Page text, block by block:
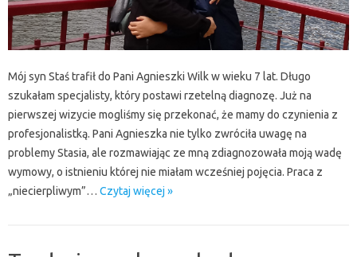
Mój syn Staś trafił do Pani Agnieszki Wilk w wieku 7 lat. Długo
szukałam specjalisty, który postawi rzetelną diagnozę. Już na
pierwszej wizycie mogliśmy się przekonać, że mamy do czynienia z
profesjonalistką. Pani Agnieszka nie tylko zwróciła uwagę na
problemy Stasia, ale rozmawiając ze mną zdiagnozowała moją wadę
wymowy, o istnieniu której nie miałam wcześniej pojęcia. Praca z
„niecierpliwym”… Czytaj więcej »